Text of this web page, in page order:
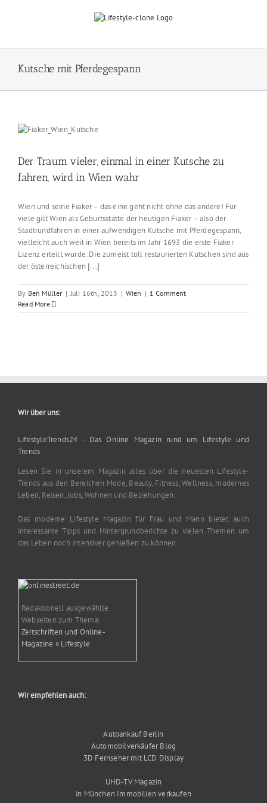
Kutsche mit Pferdegespann
Der Traum vieler, einmal in einer Kutsche zu
fahren, wird in Wien wahr
Wien und seine Fiaker – das eine geht nicht ohne das andere! Für
viele gilt Wien als Geburtsstätte der heutigen Fiaker – also der
Stadtrundfahren in einer aufwendigen Kutsche mit Pferdegespann,
vielleicht auch weil in Wien bereits im Jahr 1693 die erste Fiaker
Lizenz erteilt wurde. Die zumeist toll restaurierten Kutschen sind aus
der österreichischen [...]
By Ben Müller | Juli 16th, 2013 | Wien | 1 Comment
Read More
Wir über uns:
LifestyleTrends24 - Das Online Magazin rund um Lifestyle und
Trends
Lesen Sie in unserem Magazin alles über die neuesten Lifestyle-
Trends aus den Bereichen Mode, Beauty, Fitness, Wellness, modernes
Leben, Reisen, Jobs, Wohnen und Beziehungen.
Das moderne Lifestyle Magazin für Frau und Mann bietet auch
interessante Tipps und Hintergrundberichte zu vielen Themen um
das Leben noch intensiver genießen zu können.
Redaktionell ausgewählte
Webseiten zum Thema:
Zeitschriften und Online-
Magazine » Lifestyle
Wir empfehlen auch:
Autoankauf Berlin
Automobilverkäufer Blog
3D Fernseher mit LCD Display
UHD-TV Magazin
in München Immobilien verkaufen